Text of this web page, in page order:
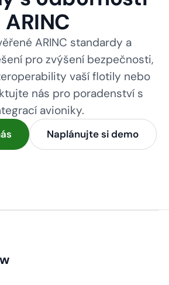
ARINC
ARINC standardy a
pro zvýšení bezpečnosti,
vaší flotily nebo
nás pro poradenství s
avioniky.
Naplánujte si demo